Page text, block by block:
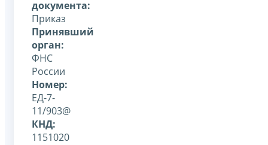
документа:
Приказ
Принявший
орган:
ФНС
России
Номер:
ЕД-7-
11/903@
КНД:
1151020